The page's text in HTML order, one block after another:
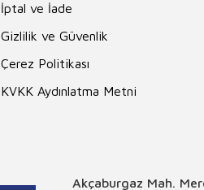
İptal ve İade
Gizlilik ve Güvenlik
Çerez Politikası
KVKK Aydınlatma Metni
Akçaburgaz Mah.